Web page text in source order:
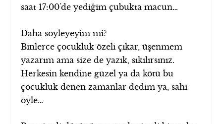
saat 17:00’de yediğim çubukta macun…
Daha söyleyeyim mi?
Binlerce çocukluk özeli çıkar, üşenmem
yazarım ama size de yazık, sıkılırsınız.
Herkesin kendine güzel ya da kötü bu
çocukluk denen zamanlar dedim ya, sahi
öyle…